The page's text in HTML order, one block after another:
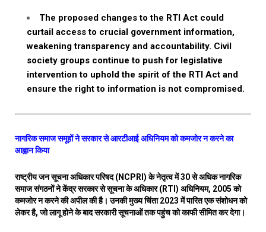
The proposed changes to the RTI Act could
curtail access to crucial government information,
weakening transparency and accountability. Civil
society groups continue to push for legislative
intervention to uphold the spirit of the RTI Act and
ensure the right to information is not compromised.
नागरिक समाज समूहों ने सरकार से आरटीआई अधिनियम को कमजोर न करने का
आह्वान किया
राष्ट्रीय जन सूचना अधिकार परिषद (NCPRI) के नेतृत्व में 30 से अधिक नागरिक
समाज संगठनों ने केंद्र सरकार से सूचना के अधिकार (RTI) अधिनियम, 2005 को
कमजोर न करने की अपील की है। उनकी मुख्य चिंता 2023 में पारित एक संशोधन को
लेकर है, जो लागू होने के बाद सरकारी सूचनाओं तक पहुंच को काफी सीमित कर देगा।